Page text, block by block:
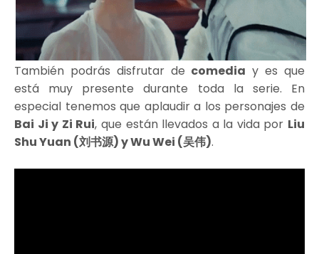
También podrás disfrutar de comedia y es que
está muy presente durante toda la serie. En
especial tenemos que aplaudir a los personajes de
Bai Ji y Zi Rui, que están llevados a la vida por Liu
Shu Yuan (刘书源) y Wu Wei (吴伟).